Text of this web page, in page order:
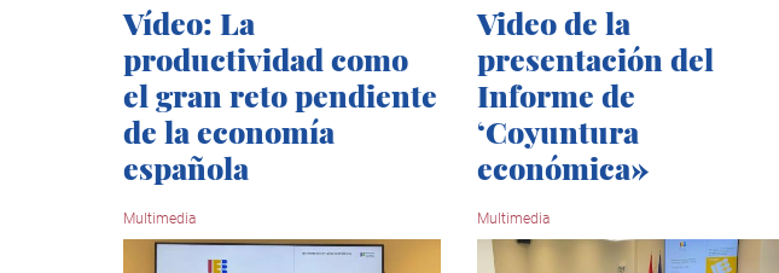
Vídeo: La
productividad como
el gran reto pendiente
de la economía
española
Multimedia
Video de la
presentación del
Informe de
‘Coyuntura
económica»
Multimedia